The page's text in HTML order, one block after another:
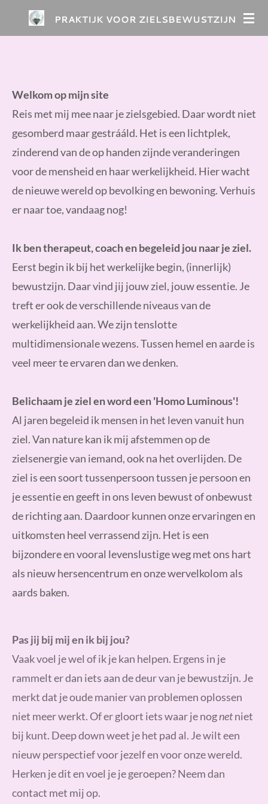
PRAKTIJK VOOR ZIELSBEWUSTZIJN
Welkom op mijn site
Reis met mij mee naar je zielsgebied. Daar wordt niet
gesomberd maar gestrááld. Het is een lichtplek,
zinderend van de op handen zijnde veranderingen
voor de mensheid en haar werkelijkheid. Hier wacht
de nieuwe wereld op bevolking en bewoning. Verhuis
er naar toe, vandaag nog!
Ik ben therapeut, coach en begeleid jou naar je ziel.
Eerst begin ik bij het werkelijke begin, (innerlijk)
bewustzijn. Daar vind jij jouw ziel, jouw essentie. Je
treft er ook de verschillende niveaus van de
werkelijkheid aan. We zijn tenslotte
multidimensionale wezens. Tussen hemel en aarde is
veel meer te ervaren dan we denken.
Belichaam je ziel en word een 'Homo Luminous'!
Al jaren begeleid ik mensen in het leven vanuit hun
ziel. Van nature kan ik mij afstemmen op de
zielsenergie van iemand, ook na het overlijden. De
ziel is een soort tussenpersoon tussen je persoon en
je essentie en geeft in ons leven bewust of onbewust
de richting aan. Daardoor kunnen onze ervaringen en
uitkomsten heel verrassend zijn. Het is een
bijzondere en vooral levenslustige weg met ons hart
als nieuw hersencentrum en onze wervelkolom als
aards baken.
Pas jij bij mij en ik bij jou?
Vaak voel je wel of ik je kan helpen. Ergens in je
rammelt er dan iets aan de deur van je bewustzijn. Je
merkt dat je oude manier van problemen oplossen
niet meer werkt. Of er gloort iets waar je nognetniet
bij kunt. Deep down weet je het pad al. Je wilt een
nieuw perspectief voor jezelf en voor onze wereld.
Herken je dit en voel je je geroepen? Neem dan
contact met mij op.